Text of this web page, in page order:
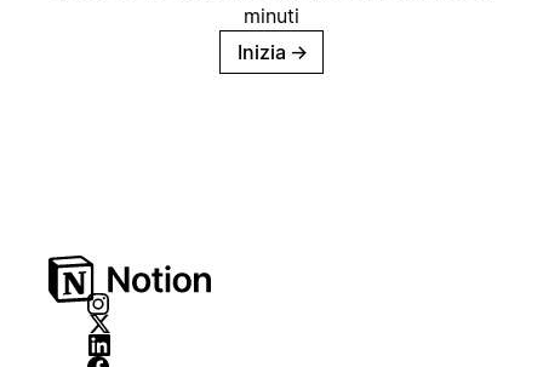
minuti
Inizia →